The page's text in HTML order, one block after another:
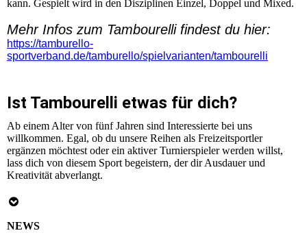
kann. Gespielt wird in den Disziplinen Einzel, Doppel und Mixed.
Mehr Infos zum Tambourelli findest du hier:
https://tamburello-
sportverband.de/tamburello/spielvarianten/tambourelli
Ist Tambourelli etwas für dich?
Ab einem Alter von fünf Jahren sind Interessierte bei uns
willkommen. Egal, ob du unsere Reihen als Freizeitsportler
ergänzen möchtest oder ein aktiver Turnierspieler werden willst,
lass dich von diesem Sport begeistern, der dir Ausdauer und
Kreativität abverlangt.
NEWS